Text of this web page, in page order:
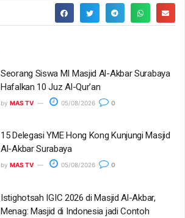
Seorang Siswa MI Masjid Al-Akbar Surabaya
Hafalkan 10 Juz Al-Qur’an
by MAS TV 05/08/2026 0
15 Delegasi YME Hong Kong Kunjungi Masjid
Al-Akbar Surabaya
by MAS TV 05/08/2026 0
Istighotsah IGIC 2026 di Masjid Al-Akbar,
Menag: Masjid di Indonesia jadi Contoh